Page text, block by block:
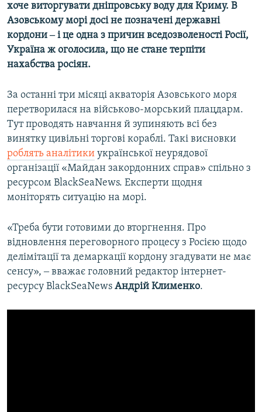
Усі сайти RFE/RL
хоче виторгувати дніпровську воду для Криму. В
Азовському морі досі не позначені державні
кордони ‒ і це одна з причин вседозволеності Росії,
Україна ж оголосила, що не стане терпіти
нахабства росіян.
За останні три місяці акваторія Азовського моря
перетворилася на військово-морський плацдарм.
Тут проводять навчання й зупиняють всі без
винятку цивільні торгові кораблі. Такі висновки
роблять аналітики української неурядової
організації «Майдан закордонних справ» спільно з
ресурсом BlackSeaNews. Експерти щодня
моніторять ситуацію на морі.
«Треба бути готовими до вторгнення. Про
відновлення переговорного процесу з Росією щодо
делімітації та демаркації кордону згадувати не має
сенсу», ‒ вважає головний редактор інтернет-
ресурсу BlackSeaNews Андрій Клименко.